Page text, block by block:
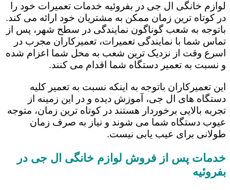
لوازم خانگی ال جی در بفروئیه خدمات تعمیرات خود را
در کوتاه ترین زمان ممکن به مشتریان خود ارائه می کند.
باتوجه به شعب گوناگون نمایندگی در سطح شهر، پس از
تماس شما با نمایندگی تعمیرات، تعمیرکاران مجرب در
اسرع وقت از نزدیک ترین شعب به محل شما اعزام شده
و نسبت به تعمیر دستگاه شما اقدام می کنند.
این تعمیرکاران باتوجه به اینکه نسبت به تعمیر کلیه
دستگاه های ال جی، آموزش دیده و در این زمینه از
تجربه بالایی برخوردار هستند در کوتاه ترین زمان، متوجه
عیوب دستگاه شما می شوند و نیاز به صرف زمان
طولانی برای عیب یابی نیست.
خدمات پس از فروش لوازم خانگی ال جی در
بفروئیه